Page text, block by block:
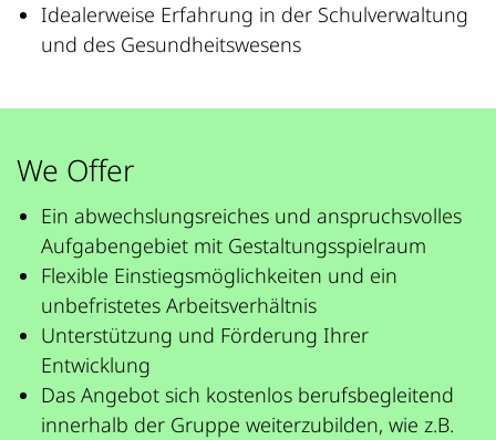
Idealerweise Erfahrung in der Schulverwaltung
und des Gesundheitswesens
We Offer
Ein abwechslungsreiches und anspruchsvolles
Aufgabengebiet mit Gestaltungsspielraum
Flexible Einstiegsmöglichkeiten und ein
unbefristetes Arbeitsverhältnis
Unterstützung und Förderung Ihrer
Entwicklung
Das Angebot sich kostenlos berufsbegleitend
innerhalb der Gruppe weiterzubilden, wie z.B.